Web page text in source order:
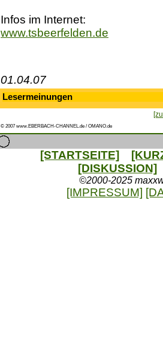
Infos im Internet:
www.tsbeerfelden.de
01.04.07
Lesermeinungen
© 2007 www.EBERBACH-CHANNEL.de / OMANO.de
[STARTSEITE]
[DISKUSSION]
©2000-2025
[IMPRESSUM]